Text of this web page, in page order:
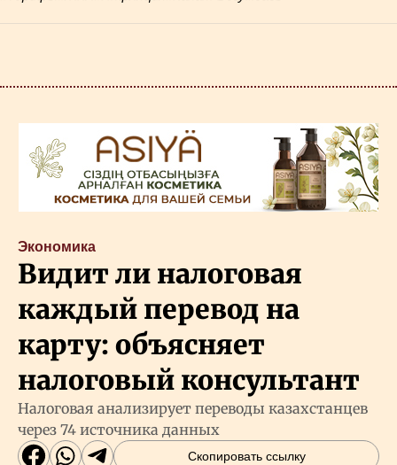
Экономика
Видит ли налоговая
каждый перевод на
карту: объясняет
налоговый консультант
Налоговая анализирует переводы казахстанцев
через 74 источника данных
Скопировать ссылку